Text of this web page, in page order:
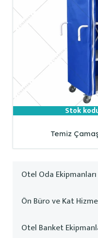
Stok
Temiz
Otel Oda Ekipmanları
Ön Büro ve Kat
Otel Banket